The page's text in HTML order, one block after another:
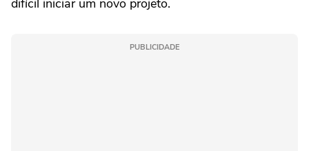
difícil iniciar um novo projeto.
PUBLICIDADE